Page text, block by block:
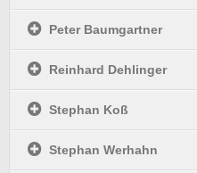
Peter Baumgartner
Reinhard Dehlinger
Stephan Koß
Stephan Werhahn